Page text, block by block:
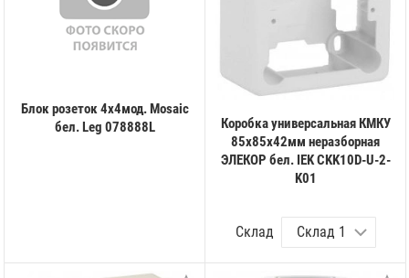
Блок розеток 4х4мод. Mosaic
бел. Leg 078888L
Коробка универсальная КМКУ
85х85х42мм неразборная
ЭЛЕКОР бел. IEK CKK10D-U-2-
K01
Склад